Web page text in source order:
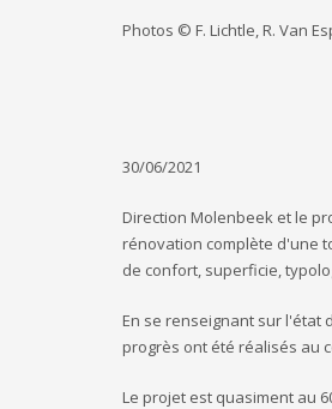
Photos © F. Lichtle, R. Van
30/06/2021
Direction Molenbeek et le
rénovation complète d'une
de confort, superficie,
En se renseignant sur l'état
progrès ont été réalisés au
Le projet est quasiment au